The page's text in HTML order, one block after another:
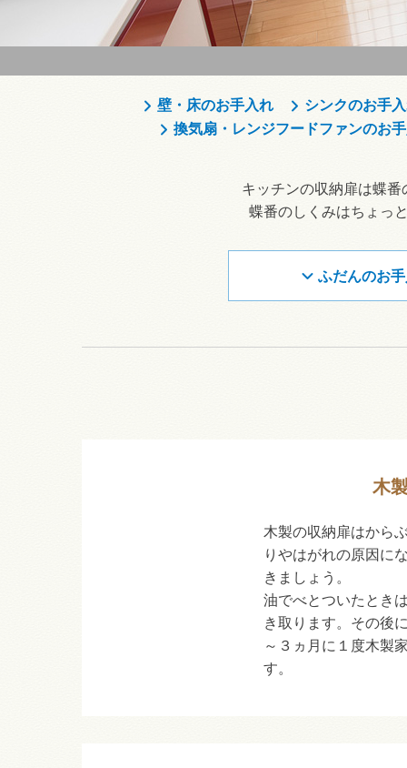
壁・床のお手入れ
シンクのお手
換気扇・レンジフードファンのお
キッチンの収納扉は蝶
蝶番のしくみはちょっ
ふだんのお
木
木製の収納扉はから
りやはがれの原因に
きましょう。
油でべとついたとき
き取ります。その後
～３ヵ月に１度木製
す。